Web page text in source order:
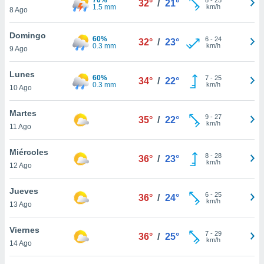
más
nuestra
y
de
disponible
cookies
aceptar
8 Ago
1.5 mm
32° / 21°
km/h
Domingo
9 Ago
60%
0.3 mm
32° / 23° 6- 24
km/h
Lunes
10 Ago
60%
0.3 mm
34° / 22° 7- 25
km/h
Martes
11 Ago
35° / 22° 9- 27
km/h
Miércoles
12 Ago
36° / 23° 8- 28
km/h
Jueves
13 Ago
36° / 24° 6- 25
km/h
Viernes
14 Ago
36° / 25° 7- 29
km/h